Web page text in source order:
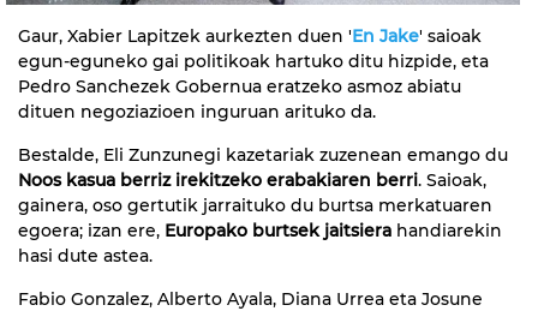
Gaur, Xabier Lapitzek aurkezten duen 'En Jake' saioak
egun-eguneko gai politikoak hartuko ditu hizpide, eta
Pedro Sanchezek Gobernua eratzeko asmoz abiatu
dituen negoziazioen inguruan arituko da.
Bestalde, Eli Zunzunegi kazetariak zuzenean emango du
Noos kasua berriz irekitzeko erabakiaren berri. Saioak,
gainera, oso gertutik jarraituko du burtsa merkatuaren
egoera; izan ere, Europako burtsek jaitsiera handiarekin
hasi dute astea.
Fabio Gonzalez, Alberto Ayala, Diana Urrea eta Josune